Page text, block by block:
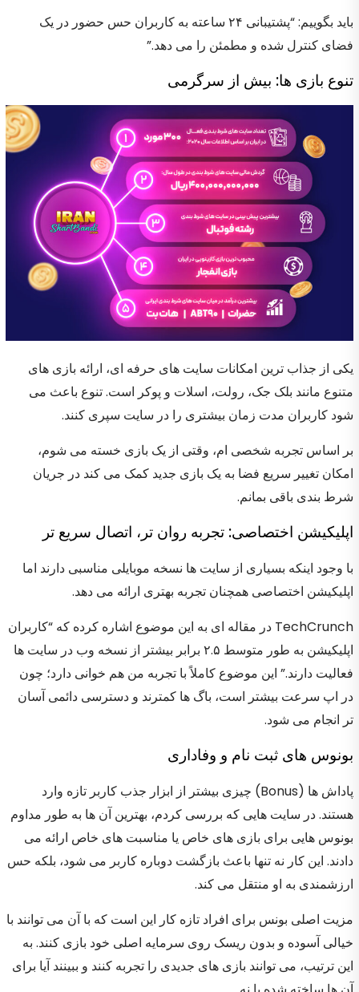
باید بگوییم: “پشتیبانی ۲۴ ساعته به کاربران حس حضور در یک
فضای کنترل شده و مطمئن را می دهد.”
تنوع بازی ها: بیش از سرگرمی
یکی از جذاب ترین امکانات سایت های حرفه ای، ارائه بازی های
متنوع مانند بلک جک، رولت، اسلات و پوکر است. تنوع باعث می
شود کاربران مدت زمان بیشتری را در سایت سپری کنند.
بر اساس تجربه شخصی ام، وقتی از یک بازی خسته می شوم،
امکان تغییر سریع فضا به یک بازی جدید کمک می کند در جریان
شرط بندی باقی بمانم.
اپلیکیشن اختصاصی: تجربه روان تر، اتصال سریع تر
با وجود اینکه بسیاری از سایت ها نسخه موبایلی مناسبی دارند اما
اپلیکیشن اختصاصی همچنان تجربه بهتری ارائه می دهد.
TechCrunch در مقاله ای به این موضوع اشاره کرده که “کاربران
اپلیکیشن به طور متوسط ۲.۵ برابر بیشتر از نسخه وب در سایت ها
فعالیت دارند.” این موضوع کاملاً با تجربه من هم خوانی دارد؛ چون
در اپ سرعت بیشتر است، باگ ها کمترند و دسترسی دائمی آسان
تر انجام می شود.
بونوس های ثبت نام و وفاداری
پاداش ها (Bonus) چیزی بیشتر از ابزار جذب کاربر تازه وارد
هستند. در سایت هایی که بررسی کردم، بهترین آن ها به طور مداوم
بونوس هایی برای بازی های خاص یا مناسبت های خاص ارائه می
دادند. این کار نه تنها باعث بازگشت دوباره کاربر می شود، بلکه حس
ارزشمندی به او منتقل می کند.
مزیت اصلی بونس برای افراد تازه کار این است که با آن می توانند با
خیالی آسوده و بدون ریسک روی سرمایه اصلی خود بازی کنند. به
این ترتیب، می توانند بازی های جدیدی را تجربه کنند و ببینند آیا برای